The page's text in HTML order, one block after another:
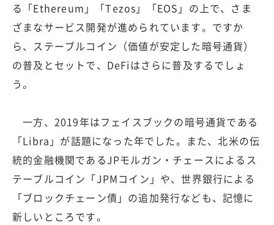
る「Ethereum」「Tezos」「EOS」の上で、さま
ざまなサービス開発が進められています。ですか
ら、ステーブルコイン（価値が安定した暗号通貨）
の普及とセットで、DeFiはさらに普及するでしょ
う。
一方、2019年はフェイスブックの暗号通貨である
「Libra」が話題になった年でした。また、北米の伝
統的金融機関であるJPモルガン・チェースによるス
テーブルコイン「JPMコイン」や、世界銀行による
「ブロックチェーン債」の追加発行なども、記憶に
新しいところです。